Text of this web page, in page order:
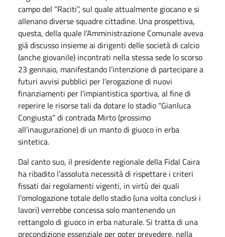
campo del “Raciti”, sul quale attualmente giocano e si
allenano diverse squadre cittadine. Una prospettiva,
questa, della quale l’Amministrazione Comunale aveva
già discusso insieme ai dirigenti delle società di calcio
(anche giovanile) incontrati nella stessa sede lo scorso
23 gennaio, manifestando l’intenzione di partecipare a
futuri avvisi pubblici per l’erogazione di nuovi
finanziamenti per l’impiantistica sportiva, al fine di
reperire le risorse tali da dotare lo stadio “Gianluca
Congiusta” di contrada Mirto (prossimo
all’inaugurazione) di un manto di giuoco in erba
sintetica.
Dal canto suo, il presidente regionale della Fidal Caira
ha ribadito l’assoluta necessità di rispettare i criteri
fissati dai regolamenti vigenti, in virtù dei quali
l’omologazione totale dello stadio (una volta conclusi i
lavori) verrebbe concessa solo mantenendo un
rettangolo di giuoco in erba naturale. Si tratta di una
precondizione essenziale per poter prevedere, nella